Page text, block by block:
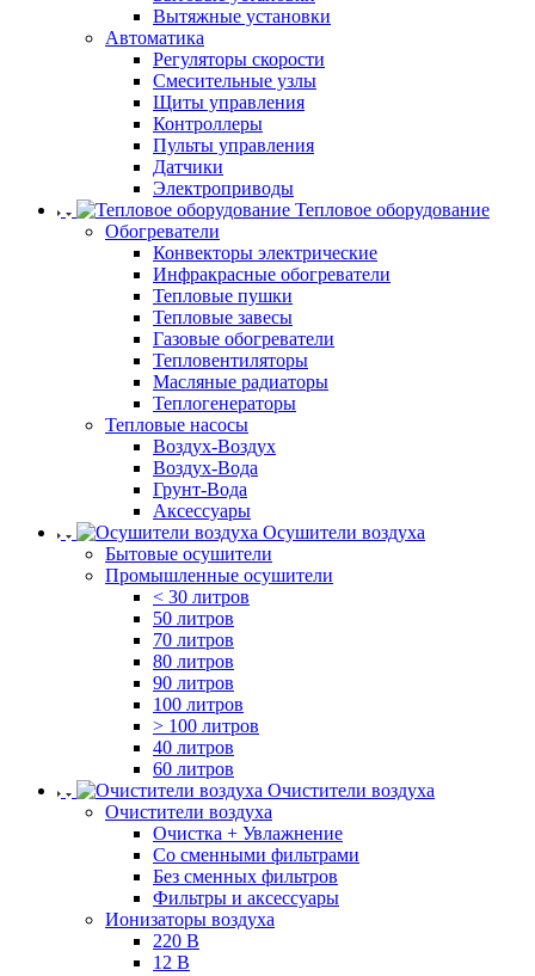
Вытяжные установки
Автоматика
Регуляторы скорости
Смесительные узлы
Щиты управления
Контроллеры
Пульты управления
Датчики
Электроприводы
Тепловое оборудование
Обогреватели
Конвекторы электрические
Инфракрасные обогреватели
Тепловые пушки
Тепловые завесы
Газовые обогреватели
Тепловентиляторы
Масляные радиаторы
Теплогенераторы
Тепловые насосы
Воздух-Воздух
Воздух-Вода
Грунт-Вода
Аксессуары
Осушители воздуха
Бытовые осушители
Промышленные осушители
< 30 литров
50 литров
70 литров
80 литров
90 литров
100 литров
> 100 литров
40 литров
60 литров
Очистители воздуха
Очистители воздуха
Очистка + Увлажнение
Cо сменными фильтрами
Без сменных фильтров
Фильтры и аксессуары
Ионизаторы воздуха
220 В
12 В